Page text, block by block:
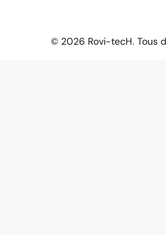
© 2026 Rovi-tecH. Tous